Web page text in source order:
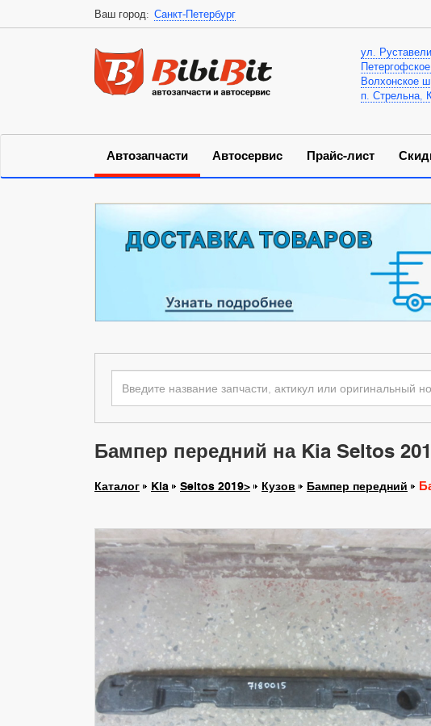
Ваш город: Санкт-Петербург
ул.
Волхонское
п. Стрельна,
Автозапчасти Автосервис Прайс-лист
Бампер передний на Kia Seltos
Каталог Kia Seltos 2019> Кузов Бампер передний